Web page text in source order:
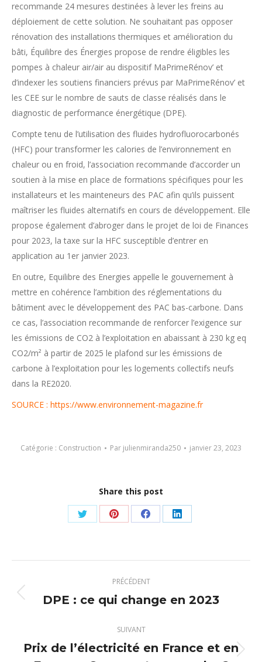
recommande 24 mesures destinées à lever les freins au
déploiement de cette solution. Ne souhaitant pas opposer
rénovation des installations thermiques et amélioration du
bâti, Équilibre des Énergies propose de rendre éligibles les
pompes à chaleur air/air au dispositif MaPrimeRénov’ et
d’indexer les soutiens financiers prévus par MaPrimeRénov’ et
les CEE sur le nombre de sauts de classe réalisés dans le
diagnostic de performance énergétique (DPE).
Compte tenu de l’utilisation des fluides hydrofluorocarbonés
(HFC) pour transformer les calories de l’environnement en
chaleur ou en froid, l’association recommande d’accorder un
soutien à la mise en place de formations spécifiques pour les
installateurs et les mainteneurs des PAC afin qu’ils puissent
maîtriser les fluides alternatifs en cours de développement. Elle
propose également d’abroger dans le projet de loi de Finances
pour 2023, la taxe sur la HFC susceptible d’entrer en
application au 1er janvier 2023.
En outre, Equilibre des Energies appelle le gouvernement à
mettre en cohérence l’ambition des réglementations du
bâtiment avec le développement des PAC bas-carbone. Dans
ce cas, l’association recommande de renforcer l’exigence sur
les émissions de CO2 à l’exploitation en abaissant à 230 kg eq
CO2/m² à partir de 2025 le plafond sur les émissions de
carbone à l’exploitation pour les logements collectifs neufs
dans la RE2020.
SOURCE : https://www.environnement-magazine.fr
Catégorie : Construction Par julienmiranda250 janvier 23, 2023
Share this post
Partager
Twitter
Partager
Pinterest
Partager
Facebook
Partager
LinkedIn
article
PRÉCÉDENT
Article
:
DPE : ce qui change en 2023
SUIVANT
Article
Prix de l’électricité en France et en